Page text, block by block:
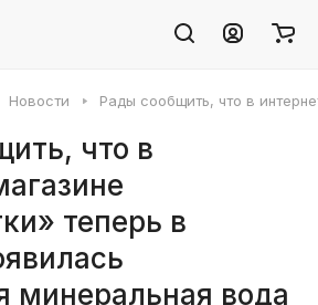
Новости Рады сообщить, что в
что в
теперь в
минеральная вода